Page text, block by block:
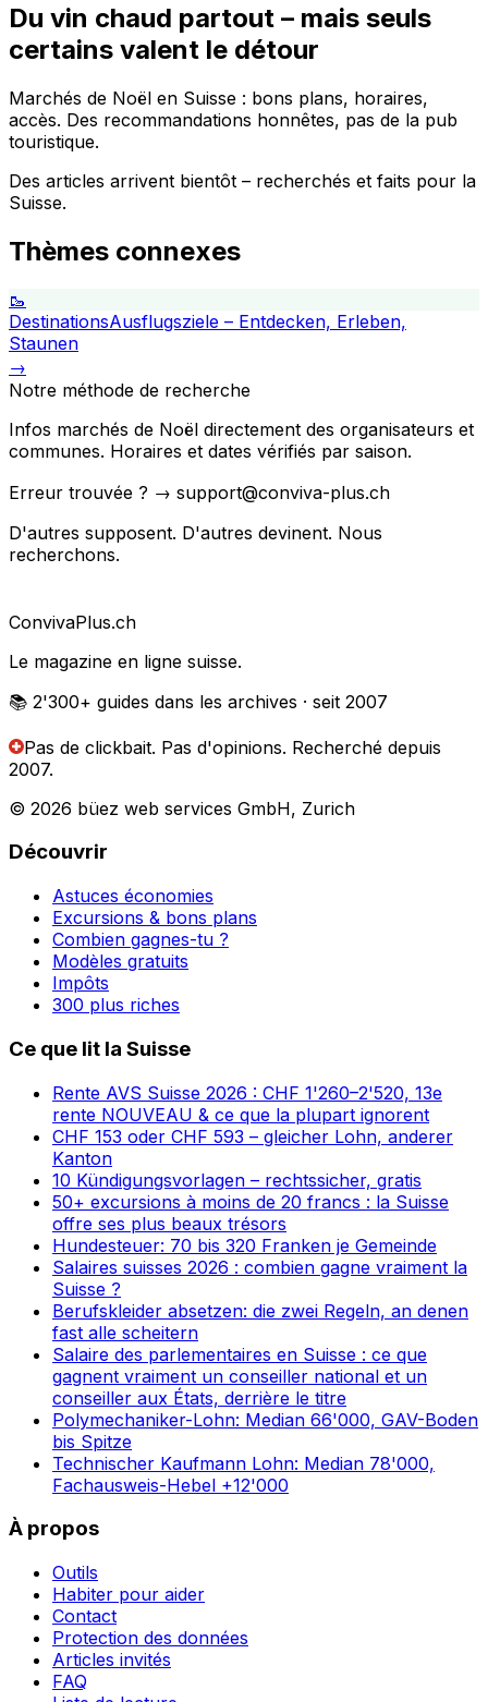
Du vin chaud partout – mais seuls
certains valent le détour
Marchés de Noël en Suisse : bons plans, horaires,
accès. Des recommandations honnêtes, pas de la pub
touristique.
Des articles arrivent bientôt – recherchés et faits pour la
Suisse.
Thèmes connexes
🥾
DestinationsAusflugsziele – Entdecken, Erleben,
Staunen
→
Notre méthode de recherche
Infos marchés de Noël directement des organisateurs et
communes. Horaires et dates vérifiés par saison.
Erreur trouvée ? → support@conviva-plus.ch
D'autres supposent. D'autres devinent. Nous
recherchons.
ConvivaPlus.ch
Le magazine en ligne suisse.
📚 2'300+ guides dans les archives · seit 2007
Pas de clickbait. Pas d'opinions. Recherché depuis
2007.
© 2026 büez web services GmbH, Zurich
Découvrir
Astuces économies
Excursions & bons plans
Combien gagnes-tu ?
Modèles gratuits
Impôts
300 plus riches
Ce que lit la Suisse
Rente AVS Suisse 2026 : CHF 1'260–2'520, 13e
rente NOUVEAU & ce que la plupart ignorent
CHF 153 oder CHF 593 – gleicher Lohn, anderer
Kanton
10 Kündigungsvorlagen – rechtssicher, gratis
50+ excursions à moins de 20 francs : la Suisse
offre ses plus beaux trésors
Hundesteuer: 70 bis 320 Franken je Gemeinde
Salaires suisses 2026 : combien gagne vraiment la
Suisse ?
Berufskleider absetzen: die zwei Regeln, an denen
fast alle scheitern
Salaire des parlementaires en Suisse : ce que
gagnent vraiment un conseiller national et un
conseiller aux États, derrière le titre
Polymechaniker-Lohn: Median 66'000, GAV-Boden
bis Spitze
Technischer Kaufmann Lohn: Median 78'000,
Fachausweis-Hebel +12'000
À propos
Outils
Habiter pour aider
Contact
Protection des données
Articles invités
FAQ